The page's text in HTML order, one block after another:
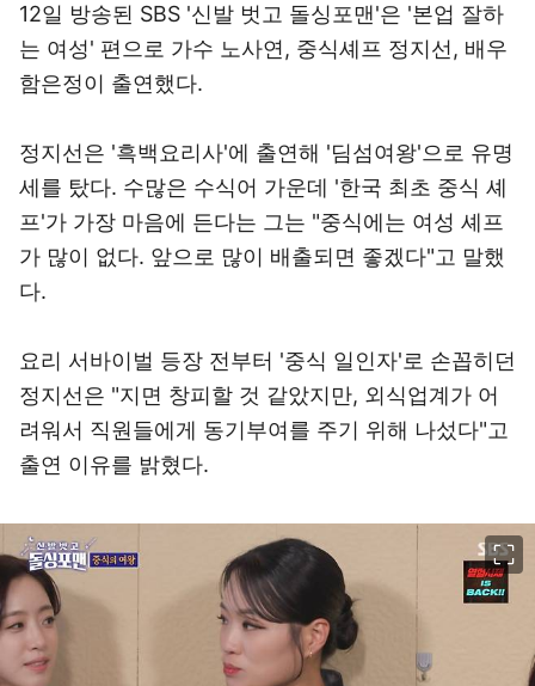
12일 방송된 SBS '신발 벗고 돌싱포맨'은 '본업 잘하
는 여성' 편으로 가수 노사연, 중식셰프 정지선, 배우
함은정이 출연했다.
정지선은 '흑백요리사'에 출연해 '딤섬여왕'으로 유명
세를 탔다. 수많은 수식어 가운데 '한국 최초 중식 셰
프'가 가장 마음에 든다는 그는 "중식에는 여성 셰프
가 많이 없다. 앞으로 많이 배출되면 좋겠다"고 말했
다.
요리 서바이벌 등장 전부터 '중식 일인자'로 손꼽히던
정지선은 "지면 창피할 것 같았지만, 외식업계가 어
려워서 직원들에게 동기부여를 주기 위해 나섰다"고
출연 이유를 밝혔다.